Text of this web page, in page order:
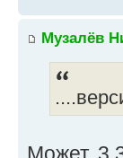
Музалёв